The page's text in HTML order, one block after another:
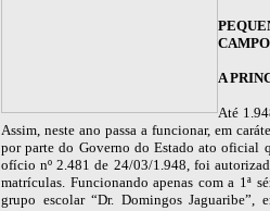
A
Até
Assim, neste ano passa a funcionar, em
por parte do Governo do Estado ato oficial
ofício nº 2.481 de 24/03/1.948, foi
matrículas. Funcionando apenas com a 1ª
grupo escolar “Dr. Domingos